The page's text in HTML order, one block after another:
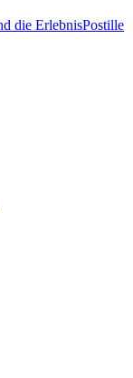
die ErlebnisPostille